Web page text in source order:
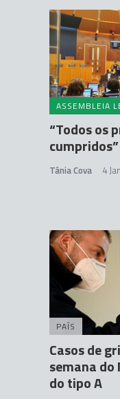
ASSEMBLEIA
“Todos os
Tânia Cova 4
PAÍS
Casos de
semana
do tipo A